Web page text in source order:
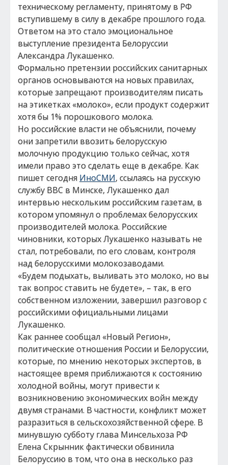
техническому регламенту, принятому в РФ
вступившему в силу в декабре прошлого года.
Ответом на это стало эмоциональное
выступление президента Белоруссии
Александра Лукашенко.
Формально претензии российских санитарных
органов основываются на новых правилах,
которые запрещают производителям писать
на этикетках «молоко», если продукт содержит
хотя бы 1% порошкового молока.
Но российские власти не объяснили, почему
они запретили ввозить белорусскую
молочную продукцию только сейчас, хотя
имели право это сделать еще в декабре. Как
пишет сегодня ИноСМИ, ссылаясь на русскую
службу ВВС в Минске, Лукашенко дал
интервью нескольким российским газетам, в
котором упомянул о проблемах белорусских
производителей молока. Российские
чиновники, которых Лукашенко называть не
стал, потребовали, по его словам, контроля
над белорусскими молокозаводами.
«Будем подыхать, выливать это молоко, но вы
так вопрос ставить не будете», – так, в его
собственном изложении, завершил разговор с
российскими официальными лицами
Лукашенко.
Как раннее сообщал «Новый Регион»,
политические отношения России и Белоруссии,
которые, по мнению некоторых экспертов, в
настоящее время приближаются к состоянию
холодной войны, могут привести к
возникновению экономических войн между
двумя странами. В частности, конфликт может
разразиться в сельскохозяйственной сфере. В
минувшую субботу глава Минсельхоза РФ
Елена Скрынник фактически обвинила
Белоруссию в том, что она в несколько раз